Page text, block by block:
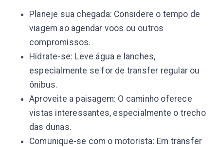
Planeje sua chegada: Considere o tempo de
viagem ao agendar voos ou outros
compromissos.
Hidrate-se: Leve água e lanches,
especialmente se for de transfer regular ou
ônibus.
Aproveite a paisagem: O caminho oferece
vistas interessantes, especialmente o trecho
das dunas.
Comunique-se com o motorista: Em transfer